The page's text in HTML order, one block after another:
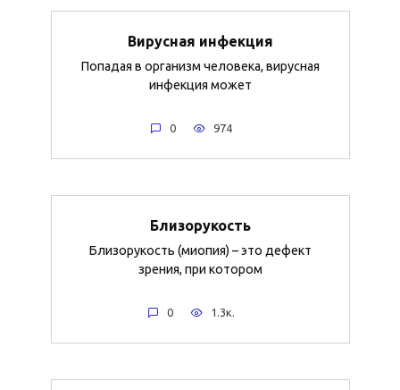
Вирусная инфекция
Попадая в организм человека, вирусная
инфекция может
0 974
Близорукость
Близорукость (миопия) – это дефект
зрения, при котором
0 1.3к.